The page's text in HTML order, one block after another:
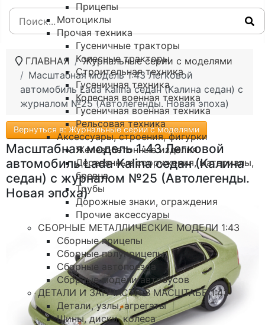
Прицепы
Мотоциклы
Прочая техника
Гусеничные тракторы
Колесные тракторы
Строительная техника
Гусеничная техника
Колесная военная техника
Гусеничная военная техника
Рельсовая техника
Аксессуары, строения, фигурки
Железобетонные изделия
Деревянные сооружения, материалы,
бревна
Трубы
Дорожные знаки, ограждения
Прочие аксессуары
СБОРНЫЕ МЕТАЛЛИЧЕСКИЕ МОДЕЛИ 1:43
Сборные прицепы
Сборные полуприцепы
Сборные автопоезда
Сборные модели автобусов
ДЕТАЛИ И ЗАПЧАСТИ В МАСШТАБЕ 1:43
Детали, узлы, агрегаты
Шины, диски, колеса
ГЛАВНАЯ
Журнальные серии с моделями
Масштабная модель 1:43 Легковой
автомобиль Lada Kalina седан (Калина седан) с
журналом №25 (Автолегенды. Новая эпоха)
Вернуться в: Журнальные серии с моделями
Масштабная модель 1:43 Легковой
автомобиль Lada Kalina седан (Калина
седан) с журналом №25 (Автолегенды.
Новая эпоха)